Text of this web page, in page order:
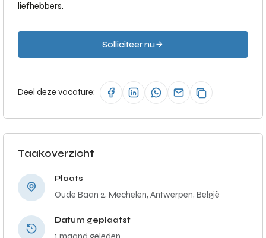
liefhebbers.
Solliciteer nu
Deel deze vacature:
Taakoverzicht
Plaats
Oude Baan 2, Mechelen, Antwerpen, België
Datum geplaatst